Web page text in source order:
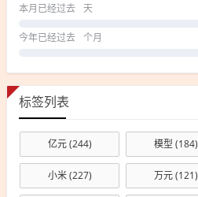
本月已经过去 天
今年已经过去 个月
标签列表
亿元(244) 模型 (184)
小米(227) 万元(121)